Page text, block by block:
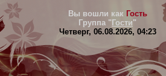
Вы вошли как Гость
Группа " Гости"
Четверг, 06.08.2026, 04:23